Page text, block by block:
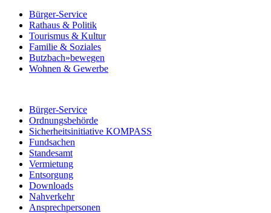
Bürger-Service
Rathaus & Politik
Tourismus & Kultur
Familie & Soziales
Butzbach»bewegen
Wohnen & Gewerbe
Bürger-Service
Ordnungsbehörde
Sicherheitsinitiative KOMPASS
Fundsachen
Standesamt
Vermietung
Entsorgung
Downloads
Nahverkehr
Ansprechpersonen